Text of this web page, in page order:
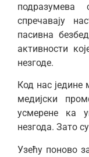
спречавају
пасивна
активности
незгоде.
Код нас једине
медијски
усмерене ка
незгода. Зато
Узећу поново